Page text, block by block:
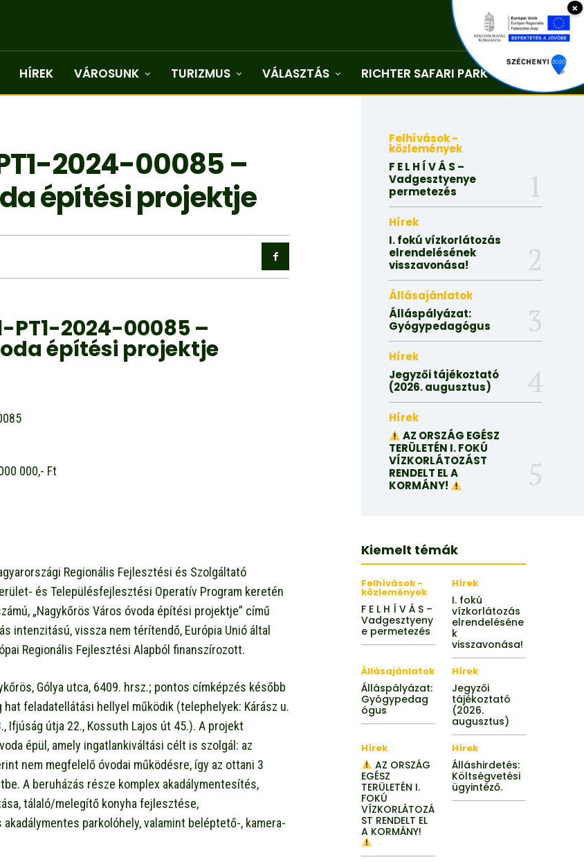
HÍREK VÁROSUNK TURIZMUS VÁLASZTÁS RICHTER SAFARI PARK Kapcsolat
2024-00085 –
építési projektje
PT1-2024-00085 –
építési projektje
000,- Ft
Regionális Fejlesztési és Szolgáltató
és Településfejlesztési Operatív Program keretén
„Nagykőrös Város óvoda építési projektje” című
intenzitású, vissza nem térítendő, Európia Unió által
Regionális Fejlesztési Alapból finanszírozott.
Gólya utca, 6409. hrsz.; pontos címképzés később
feladatellátási hellyel működik (telephelyek: Kárász u.
Ifjúság útja 22., Kossuth Lajos út 45.). A projekt
épül, amely ingatlankiváltási célt is szolgál: az
nem megfelelő óvodai működésre, így az ottani 3
A beruházás része komplex akadálymentesítés,
tálaló/melegítő konyha fejlesztése,
parkolóhely, valamint beléptető-, kamera-
Felhívások -
közlemények
F E L H Í V Á S –
Vadgesztyenye
permetezés
Hírek
I. fokú vízkorlátozás
elrendelésének
visszavonása!
Állásajánlatok
Álláspályázat:
Gyógypedagógus
Hírek
Jegyzői tájékoztató
(2026. augusztus)
Hírek
AZ ORSZÁG EGÉSZ
TERÜLETÉN I. FOKÚ
VÍZKORLÁTOZÁST
RENDELT EL A
KORMÁNY!
Kiemelt témák
Felhívások -
közlemények
F E L H Í V Á S –
Vadgesztyeny
e permetezés
Hírek
I. fokú
vízkorlátozás
elrendeléséne
k
visszavonása!
Állásajánlatok
Álláspályázat:
Gyógypedag
ógus
Hírek
Jegyzői
tájékoztató
(2026.
augusztus)
Hírek
AZ ORSZÁG
EGÉSZ
TERÜLETÉN I.
FOKÚ
VÍZKORLÁTOZÁ
ST RENDELT EL
A KORMÁNY!
Hírek
Álláshirdetés:
Költségvetési
ügyintéző.
×